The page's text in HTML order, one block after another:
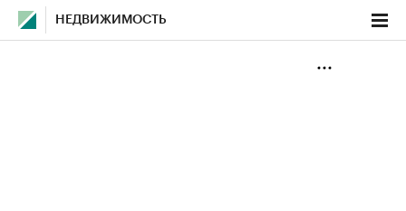
НЕДВИЖИМОСТЬ